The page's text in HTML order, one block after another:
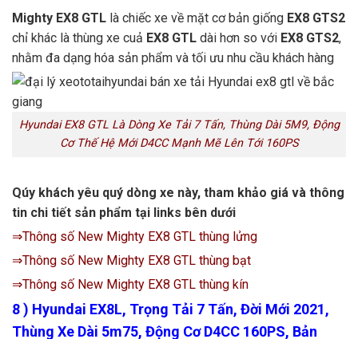
Mighty EX8 GTL là chiếc xe về mặt cơ bản giống EX8 GTS2
chỉ khác là thùng xe cuả EX8 GTL dài hơn so với EX8 GTS2,
nhằm đa dạng hóa sản phẩm và tối ưu nhu cầu khách hàng
Hyundai EX8 GTL Là Dòng Xe Tải 7 Tấn, Thùng Dài 5M9, Động
Cơ Thế Hệ Mới D4CC Mạnh Mẽ Lên Tới 160PS
Qúy khách yêu quý dòng xe này, tham khảo giá và thông
tin chi tiết sản phẩm tại links bên dưới
⇒Thông số New Mighty EX8 GTL thùng lửng
⇒Thông số New Mighty EX8 GTL thùng bạt
⇒Thông số New Mighty EX8 GTL thùng kín
8 ) Hyundai EX8L, Trọng Tải 7 Tấn, Đời Mới 2021,
Thùng Xe Dài 5m75, Động Cơ D4CC 160PS, Bản